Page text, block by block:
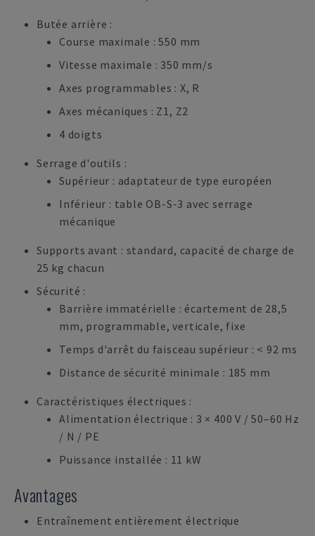
Butée arrière :
Course maximale : 550 mm
Vitesse maximale : 350 mm/s
Axes programmables : X, R
Axes mécaniques : Z1, Z2
4 doigts
Serrage d'outils :
Supérieur : adaptateur de type européen
Inférieur : table OB-S-3 avec serrage
mécanique
Supports avant : standard, capacité de charge de
25 kg chacun
Sécurité :
Barrière immatérielle : écartement de 28,5
mm, programmable, verticale, fixe
Temps d'arrêt du faisceau supérieur : < 92 ms
Distance de sécurité minimale : 185 mm
Caractéristiques électriques :
Alimentation électrique : 3 × 400 V / 50–60 Hz
/ N / PE
Puissance installée : 11 kW
Avantages
Entraînement entièrement électrique